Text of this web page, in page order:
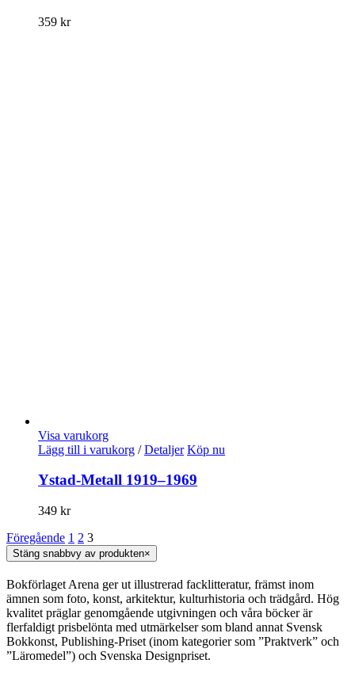
359 kr
Visa varukorg
Lägg till i varukorg / Detaljer Köp nu
Ystad-Metall 1919–1969
349 kr
Föregående 1 2 3
Stäng snabbvy av produkten×
Bokförlaget Arena ger ut illustrerad facklitteratur, främst inom
ämnen som foto, konst, arkitektur, kulturhistoria och trädgård. Hög
kvalitet präglar genomgående utgivningen och våra böcker är
flerfaldigt prisbelönta med utmärkelser som bland annat Svensk
Bokkonst, Publishing-Priset (inom kategorier som ”Praktverk” och
”Läromedel”) och Svenska Designpriset.